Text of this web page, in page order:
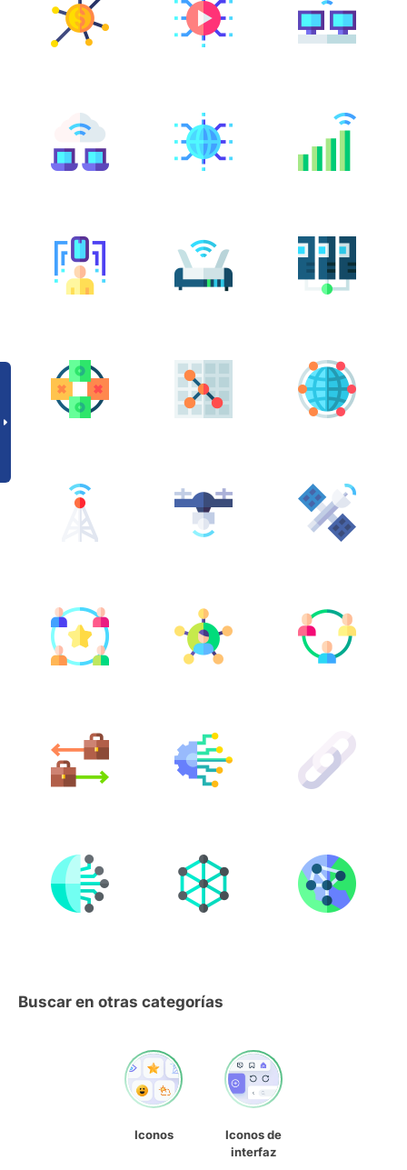
Buscar en otras categorías
Iconos
Iconos de
interfaz